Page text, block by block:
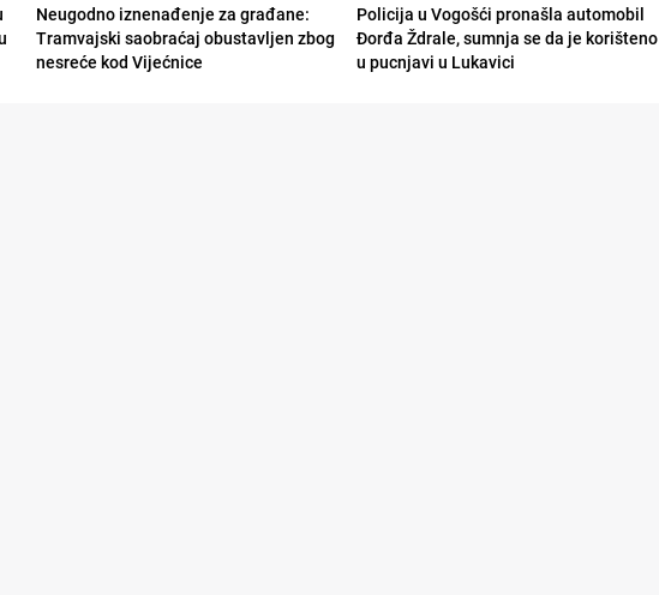
Neugodno iznenađenje za građane:
Tramvajski saobraćaj obustavljen zbog
nesreće kod Vijećnice
Policija u Vogošći pronašla automobil
Đorđa Ždrale, sumnja se da je korišteno
u pucnjavi u Lukavici